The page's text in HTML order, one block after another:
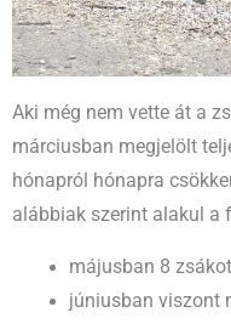
Aki még nem vette át a
márciusban megjelölt
hónapról hónapra
alábbiak szerint alakul a
májusban 8
júniusban viszont